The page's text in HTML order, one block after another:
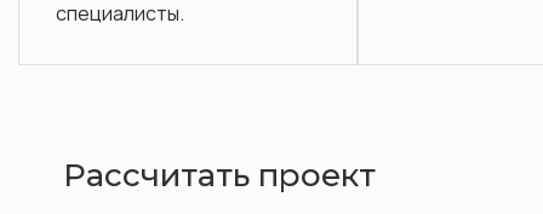
Рассчитать проект